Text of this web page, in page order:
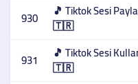
930 🎵 Tiktok Sesi
🇹🇷
931 🎵 Tiktok Sesi
🇹🇷